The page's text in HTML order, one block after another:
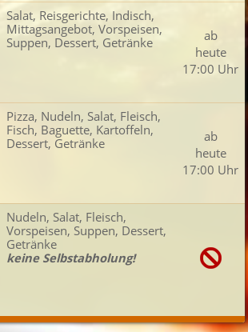
Salat, Reisgerichte, Indisch,
Mittagsangebot, Vorspeisen,
Suppen, Dessert, Getränke
ab
heute
17:00 Uhr
Pizza, Nudeln, Salat, Fleisch,
Fisch, Baguette, Kartoffeln,
Dessert, Getränke
ab
heute
17:00 Uhr
Nudeln, Salat, Fleisch,
Vorspeisen, Suppen, Dessert,
Getränke
keine Selbstabholung!